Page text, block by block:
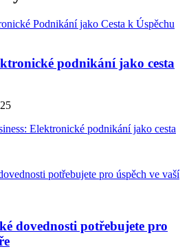
podnikání jako cesta
Elektronické podnikání jako cesta
dovednosti potřebujete pro